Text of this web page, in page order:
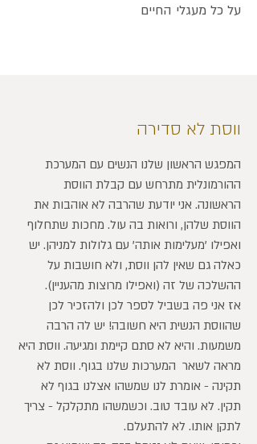
על כל מעגלי החיים
ווסת לא סדירה
המפגש הראשון שלנו הנשים עם המערכת
ההורמונלית מתרחש עם קבלת הווסת
הראשונה. אני יודעת שהרבה לא אוהבות את
הווסת שלהן, ורואות בה עול. מחכות שתחלוף
ואפילו 'מעלימות אותה' עם גלולות למניהן. יש
כאלה גם שאין להן ווסת, ולא חושבות על
ההשלכה של זה (ואפילו מרוצות מהעניין).
אז אני פה בשביל לספר לכן ולהזכיר לכן
שהווסת הנשית היא חשובה! יש לה הרבה
משמעות. והיא לא סתם קיימת ומגיעה. ווסת היא
מראה לשאר המערכות שלנו בגוף. ווסת לא
תקינה - אומרת לנו שמשהו אצלנו בגוף לא
תקין. לא עובד טוב. וכשמשהו מתקלקל - צריך
לתקן אותו. לא להתעלם.